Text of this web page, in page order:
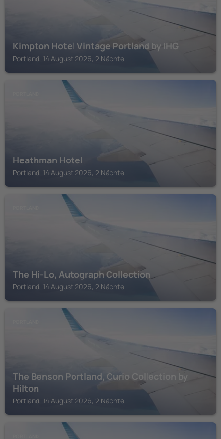
Kimpton Hotel Vintage Portland by IHG
Portland, 14 August 2026, 2 Nächte
Heathman Hotel
Portland, 14 August 2026, 2 Nächte
The Hi-Lo, Autograph Collection
Portland, 14 August 2026, 2 Nächte
The Benson Portland, Curio Collection by
Hilton
Portland, 14 August 2026, 2 Nächte